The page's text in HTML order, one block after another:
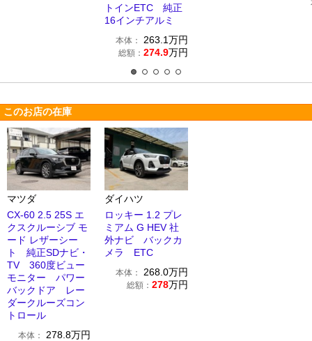
トインETC 純正
16インチアルミ
本体： 263.1万円
総額： 274.9万円
このお店の在庫
マツダ
CX-60 2.5 25S エ
クスクルーシブ モ
ード レザーシー
ト 純正SDナビ・
TV 360度ビュー
モニター パワー
バックドア レー
ダークルーズコン
トロール
本体： 278.8万円
ダイハツ
ロッキー 1.2 プレ
ミアム G HEV 社
外ナビ バックカ
メラ ETC
本体： 268.0万円
総額： 278万円